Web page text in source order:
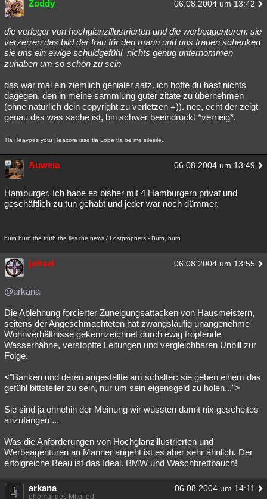
Zoddy 06.08.2004 um 13:42
die verleger von hochglanzillustrierten und die werbeagenturen: sie
verzerren das bild der frau für den mann und uns frauen schenken
sie uns ein ewige schuldgefühl, nichts genug unternommen
zuhaben um so schön zu sein
das war mal ein ziemlich genialer satz. ich hoffe du hast nichts
dagegen, den in meine sammlung guter zitate zu übernehmen
(ohne natürlich dein copyright zu verletzen =)). nee, echt der zeigt
genau das was sache ist, bin schwer beeindruckt *verneig*.
Tla Heavpes yotu Heacora isse tla Lope tla oe me silesile...
Auweia 06.08.2004 um 13:49
Hamburger. Ich habe es bisher mit 4 Hamburgern privat und
geschäftlich zu tun gehabt und jeder war noch dümmer.
burn burn the truth the lies the news / Lostprophets - Burn, burn
jafrael 06.08.2004 um 13:55
@arkana
Die Ablehnung forcierter Zuneigungsattacken von Hausmeistern,
seitens der Angeschmachteten hat zwangsläufig unangenehme
Wohnverhältnisse gekennzeichnet durch ewig tropfende
Wasserhähne, verstopfte Leitungen und vergleichbaren Unbill zur
Folge.
<"Banken und deren angestellte am schalter: sie geben einem das
gefühl bittsteller zu sein, nur um sein eigensgeld zu holen...">
Sie sind ja ohnehin der Meinung wir wüssten damit nix gescheites
anzufangen ...
Was die Anforderungen von Hochglanzillustrierten und
Werbeagenturen an Männer angeht ist es aber sehr ähnlich. Der
erfolgreiche Beau ist das Ideal. BMW und Waschbrettbauch!
arkana 06.08.2004 um 14:11
ehemaliges Mitglied